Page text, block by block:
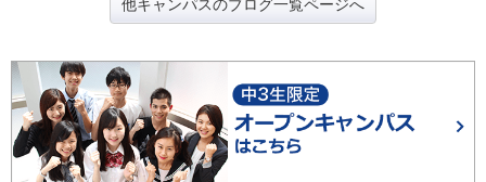
他キャンパスのブログ一覧ページへ